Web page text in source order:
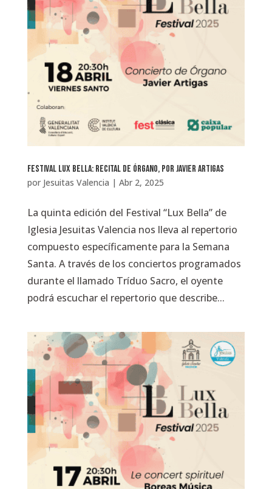
Festival Lux Bella: Recital de Órgano, por Javier Artigas
por Jesuitas Valencia | Abr 2, 2025
La quinta edición del Festival “Lux Bella” de
Iglesia Jesuitas Valencia nos lleva al repertorio
compuesto específicamente para la Semana
Santa. A través de los conciertos programados
durante el llamado Tríduo Sacro, el oyente
podrá escuchar el repertorio que describe...